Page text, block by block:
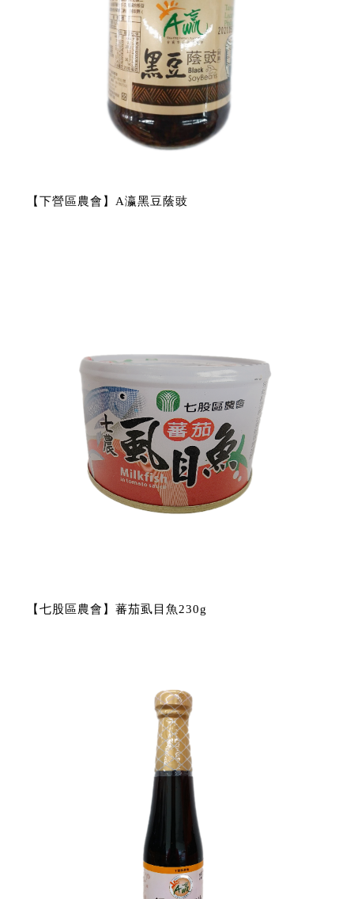
【下營區農會】A瀛黑豆蔭豉
【七股區農會】蕃茄虱目魚230g